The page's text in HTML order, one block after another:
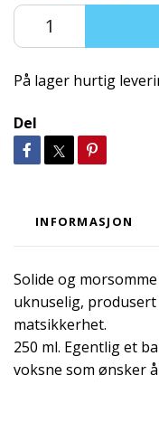
På lager hurtig
Del
INFORMASJON
Solide og
uknuselig,
matsikkerhet.
250 ml. Egentlig et
voksne som ønsker